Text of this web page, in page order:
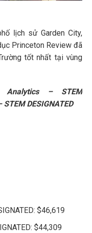
lịch sử Garden City,
Princeton Review đã
tốt nhất tại vùng
Analytics – STEM
STEM DESIGNATED
$46,619
$44,309